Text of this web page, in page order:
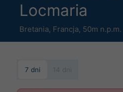
Locmaria
Bretania, Francja, 50m n.p.m.
7 dni